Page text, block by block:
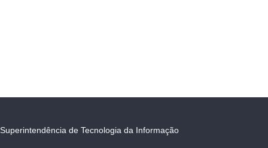
Superintendência de Tecnologia da Informação